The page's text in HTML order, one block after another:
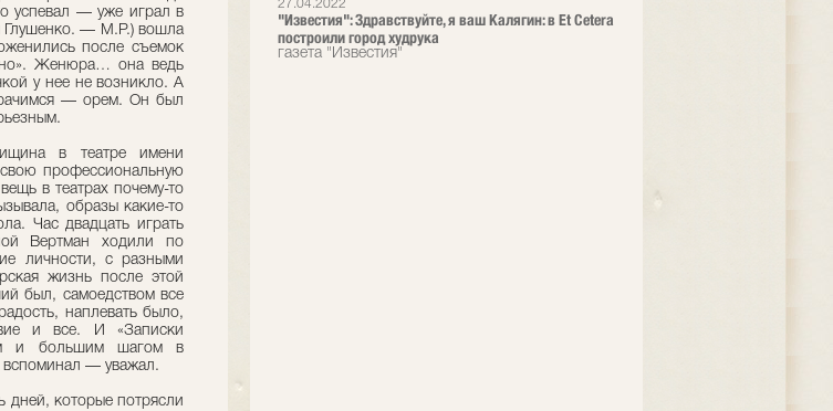
27.04.2022
"Известия": Здравствуйте, я ваш Калягин: в Et Cetera
построили город худрука
газета "Известия"
успевал — уже играл в
Глушенко. — М.Р.) вошла
после съемок
Женюра… она ведь
у нее не возникло. А
— орем. Он был
в театре имени
профессиональную
в театрах почему-то
образы какие-то
Час двадцать играть
Вертман ходили по
личности, с разными
жизнь после этой
был, самоедством все
наплевать было,
и все. И «Записки
и большим шагом в
вспоминал — уважал.
дней, которые потрясли